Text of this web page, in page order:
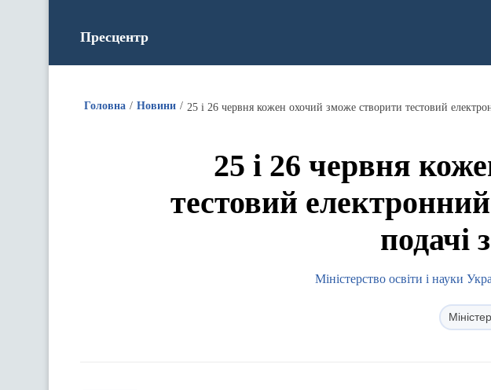
Пресцентр
Головна Новини 25 і 26 червня кожен охочий зможе створити тестовий
25 і 26 червня
тестовий
подачі
Міністерство освіти і науки